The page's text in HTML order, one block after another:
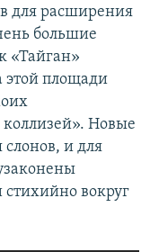
для расширения
большие
«Тайган»
этой площади
Новые
слонов, и для
стихийно вокруг